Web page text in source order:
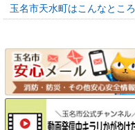
玉名市天水町はこんなところ